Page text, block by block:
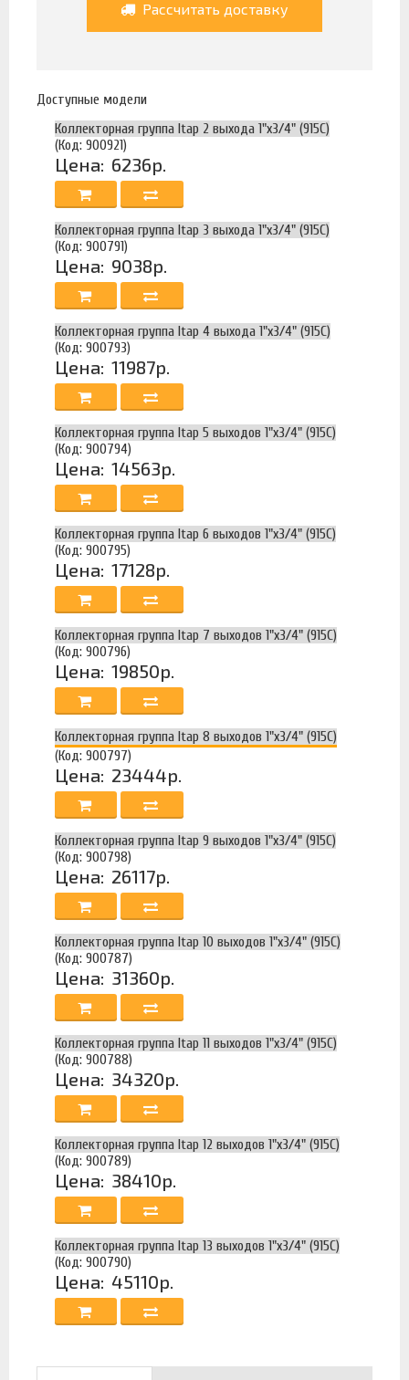
Рассчитать доставку
Доступные модели
Коллекторная группа Itap 2 выхода 1"х3/4" (915C)
(Код: 900921)
Цена: 6236р.
Коллекторная группа Itap 3 выхода 1"х3/4" (915C)
(Код: 900791)
Цена: 9038р.
Коллекторная группа Itap 4 выхода 1"х3/4" (915C)
(Код: 900793)
Цена: 11987р.
Коллекторная группа Itap 5 выходов 1"х3/4" (915C)
(Код: 900794)
Цена: 14563р.
Коллекторная группа Itap 6 выходов 1"х3/4" (915C)
(Код: 900795)
Цена: 17128р.
Коллекторная группа Itap 7 выходов 1"х3/4" (915C)
(Код: 900796)
Цена: 19850р.
Коллекторная группа Itap 8 выходов 1"х3/4" (915C)
(Код: 900797)
Цена: 23444р.
Коллекторная группа Itap 9 выходов 1"х3/4" (915C)
(Код: 900798)
Цена: 26117р.
Коллекторная группа Itap 10 выходов 1"х3/4" (915C)
(Код: 900787)
Цена: 31360р.
Коллекторная группа Itap 11 выходов 1"х3/4" (915C)
(Код: 900788)
Цена: 34320р.
Коллекторная группа Itap 12 выходов 1"х3/4" (915C)
(Код: 900789)
Цена: 38410р.
Коллекторная группа Itap 13 выходов 1"х3/4" (915C)
(Код: 900790)
Цена: 45110р.